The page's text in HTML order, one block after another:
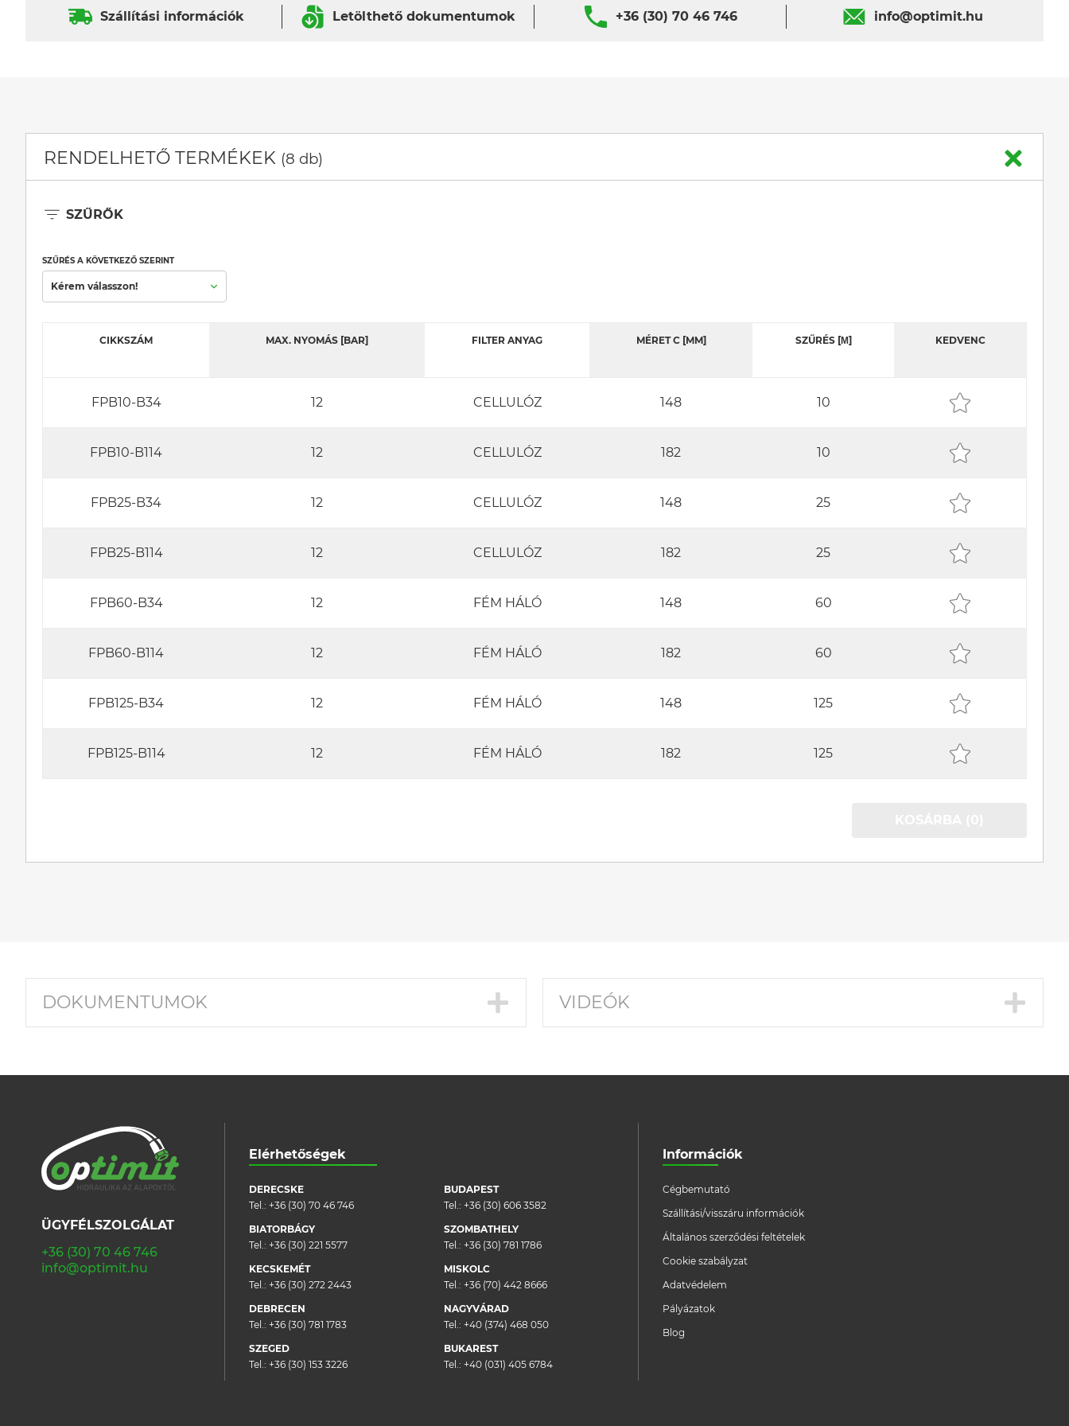
Szállítási információk Letölthető dokumentumok +36 (30) 70 46 746 info@optimit.hu
RENDELHETŐ TERMÉKEK (8 db)
SZŰRŐK
SZŰRÉS A KÖVETKEZŐ SZERINT
Kérem válasszon!
CIKKSZÁM MAX. NYOMÁS [BAR] FILTER ANYAG MÉRET C [MM] SZŰRÉS [Μ] KEDVENC
FPB10-B34 12 CELLULÓZ 148 10
FPB10-B114 12 CELLULÓZ 182 10
FPB25-B34 12 CELLULÓZ 148 25
FPB25-B114 12 CELLULÓZ 182 25
FPB60-B34 12 FÉM HÁLÓ 148 60
FPB60-B114 12 FÉM HÁLÓ 182 60
FPB125-B34 12 FÉM HÁLÓ 148 125
FPB125-B114 12 FÉM HÁLÓ 182 125
DOKUMENTUMOK VIDEÓK
ÜGYFÉLSZOLGÁLAT
+36 (30) 70 46 746
info@optimit.hu
Elérhetőségek
DERECSKE
Tel.: +36 (30) 70 46 746
BIATORBÁGY
Tel.: +36 (30) 221 5577
KECSKEMÉT
Tel.: +36 (30) 272 2443
DEBRECEN
Tel.: +36 (30) 781 1783
SZEGED
Tel.: +36 (30) 153 3226
BUDAPEST
Tel.: +36 (30) 606 3582
SZOMBATHELY
Tel.: +36 (30) 781 1786
MISKOLC
Tel.: +36 (70) 442 8666
NAGYVÁRAD
Tel.: +40 (374) 468 050
BUKAREST
Tel.: +40 (031) 405 6784
Információk
Cégbemutató
Szállítási/visszáru információk
Általános szerződési feltételek
Cookie szabályzat
Adatvédelem
Pályázatok
Blog